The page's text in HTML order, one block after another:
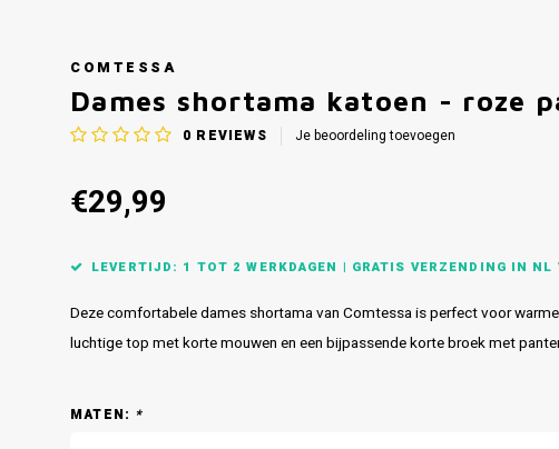
COMTESSA
Dames shortama katoen - roze
0 REVIEWS Je beoordeling toevoegen
€29,99
LEVERTIJD: 1 TOT 2 WERKDAGEN | GRATIS VERZENDING IN
Deze comfortabele dames shortama van Comtessa is perfect voor
luchtige top met korte mouwen en een bijpassende korte broek met
MATEN: *